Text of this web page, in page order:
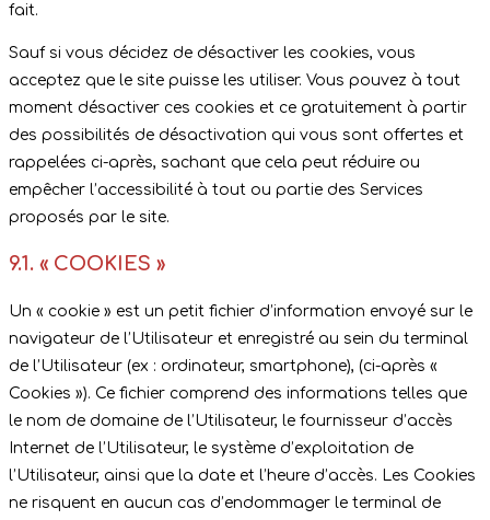
fait.
Sauf si vous décidez de désactiver les cookies, vous
acceptez que le site puisse les utiliser. Vous pouvez à tout
moment désactiver ces cookies et ce gratuitement à partir
des possibilités de désactivation qui vous sont offertes et
rappelées ci-après, sachant que cela peut réduire ou
empêcher l’accessibilité à tout ou partie des Services
proposés par le site.
9.1. « COOKIES »
Un « cookie » est un petit fichier d’information envoyé sur le
navigateur de l’Utilisateur et enregistré au sein du terminal
de l’Utilisateur (ex : ordinateur, smartphone), (ci-après «
Cookies »). Ce fichier comprend des informations telles que
le nom de domaine de l’Utilisateur, le fournisseur d’accès
Internet de l’Utilisateur, le système d’exploitation de
l’Utilisateur, ainsi que la date et l’heure d’accès. Les Cookies
ne risquent en aucun cas d’endommager le terminal de